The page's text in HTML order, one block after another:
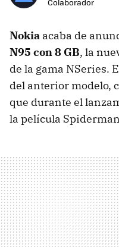
Nokia acaba de
N95 con 8 GB, la
de la gama NSeries.
del anterior modelo,
que durante el
la película